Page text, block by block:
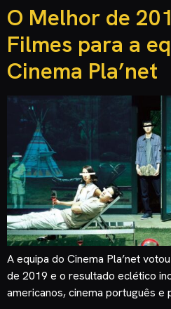
O Melhor de
Filmes para a
Cinema Pla’net
A equipa do Cinema Pla’net
de 2019 e o resultado eclético
americanos, cinema português e